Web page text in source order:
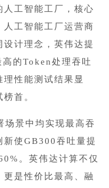
人工智能工厂，核心
工智能工厂运营商
计理念，英伟达提
的Token处理吞吐
性能测试结果显
首。
景中均实现最高吞
新使GB300吞吐量提
。英伟达计算不仅
是性价比最高、融